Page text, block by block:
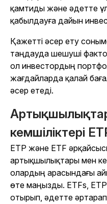
қамтиды және әдетте
қабылдауға дайын
Қажетті әсер ету
таңдауда шешуші
ол инвестордың
жағдайларда қалай
әсер етеді.
кемшіліктері
ETP және ETF
артықшылықтары мен
олардың арасындағы
өте маңызды. ETFs,
отырып, әдетте